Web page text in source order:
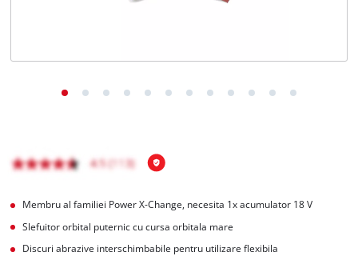
Membru al familiei Power X-Change, necesita 1x acumulator 18 V
Slefuitor orbital puternic cu cursa orbitala mare
Discuri abrazive interschimbabile pentru utilizare flexibila